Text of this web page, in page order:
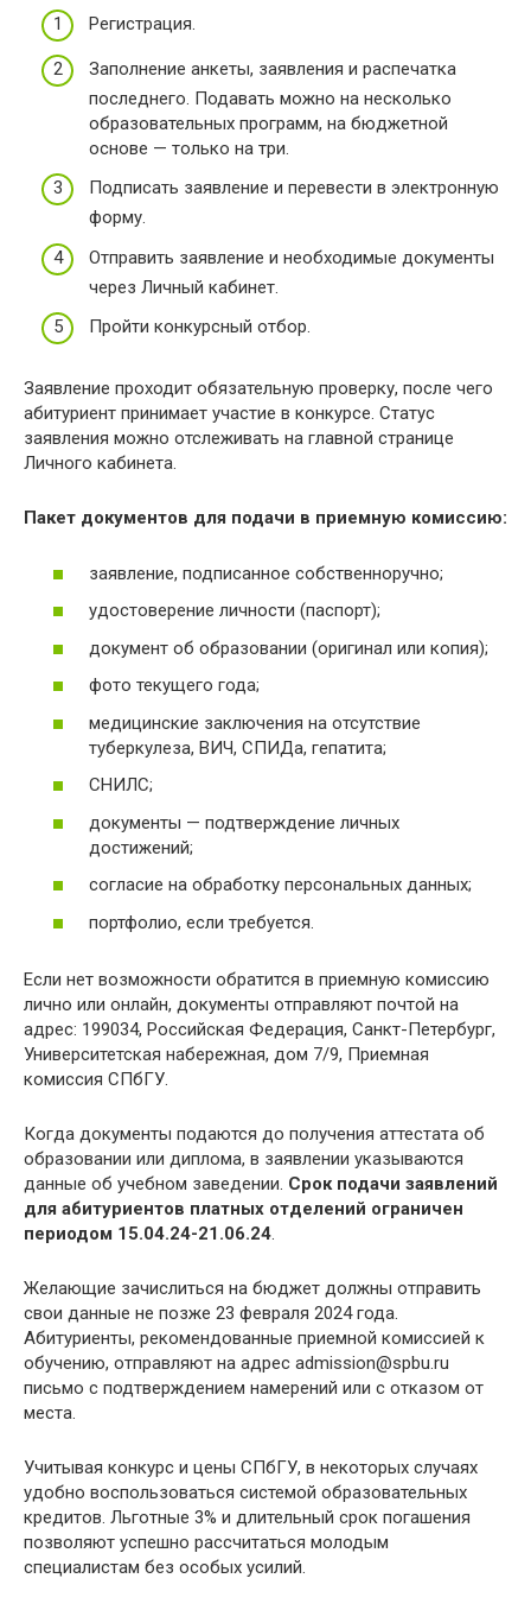
Регистрация.
Заполнение анкеты, заявления и распечатка
последнего. Подавать можно на несколько
образовательных программ, на бюджетной
основе — только на три.
Подписать заявление и перевести в электронную
форму.
Отправить заявление и необходимые документы
через Личный кабинет.
Пройти конкурсный отбор.
Заявление проходит обязательную проверку, после чего
абитуриент принимает участие в конкурсе. Статус
заявления можно отслеживать на главной странице
Личного кабинета.
Пакет документов для подачи в приемную комиссию:
заявление, подписанное собственноручно;
удостоверение личности (паспорт);
документ об образовании (оригинал или копия);
фото текущего года;
медицинские заключения на отсутствие
туберкулеза, ВИЧ, СПИДа, гепатита;
СНИЛС;
документы — подтверждение личных
достижений;
согласие на обработку персональных данных;
портфолио, если требуется.
Если нет возможности обратится в приемную комиссию
лично или онлайн, документы отправляют почтой на
адрес: 199034, Российская Федерация, Санкт-Петербург,
Университетская набережная, дом 7/9, Приемная
комиссия СПбГУ.
Когда документы подаются до получения аттестата об
образовании или диплома, в заявлении указываются
данные об учебном заведении. Срок подачи заявлений
для абитуриентов платных отделений ограничен
периодом 15.04.24-21.06.24.
Желающие зачислиться на бюджет должны отправить
свои данные не позже 23 февраля 2024 года.
Абитуриенты, рекомендованные приемной комиссией к
обучению, отправляют на адрес admission@spbu.ru
письмо с подтверждением намерений или с отказом от
места.
Учитывая конкурс и цены СПбГУ, в некоторых случаях
удобно воспользоваться системой образовательных
кредитов. Льготные 3% и длительный срок погашения
позволяют успешно рассчитаться молодым
специалистам без особых усилий.